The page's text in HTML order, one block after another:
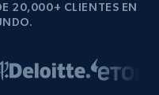
20,000+ CLIENTES EN